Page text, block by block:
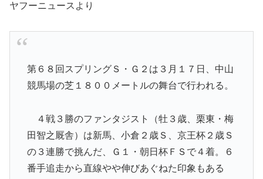
ヤフーニュースより
第６８回スプリングＳ・Ｇ２は３月１７日、中山
競馬場の芝１８００メートルの舞台で行われる。
４戦３勝のファンタジスト（牡３歳、栗東・梅
田智之厩舎）は新馬、小倉２歳Ｓ、京王杯２歳Ｓ
の３連勝で挑んだ、Ｇ１・朝日杯ＦＳで４着。６
番手追走から直線やや伸びあぐねた印象もある